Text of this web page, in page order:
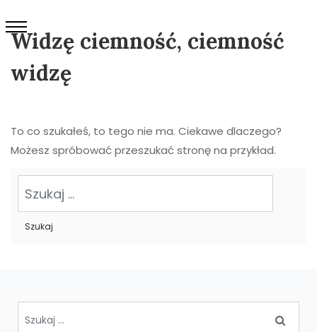
Widzę ciemność, ciemność
widzę
To co szukałeś, to tego nie ma. Ciekawe dlaczego?
Możesz spróbować przeszukać stronę na przykład.